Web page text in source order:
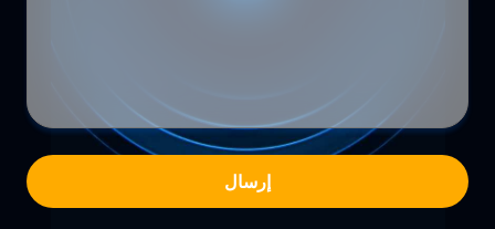
إرسال